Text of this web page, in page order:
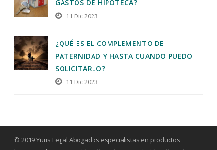
GASTOS DE HIPOTECA?
11 Dic 2023
¿QUÉ ES EL COMPLEMENTO DE
PATERNIDAD Y HASTA CUANDO PUEDO
SOLICITARLO?
11 Dic 2023
© 2019 Yuris Legal Abogados especialistas en productos